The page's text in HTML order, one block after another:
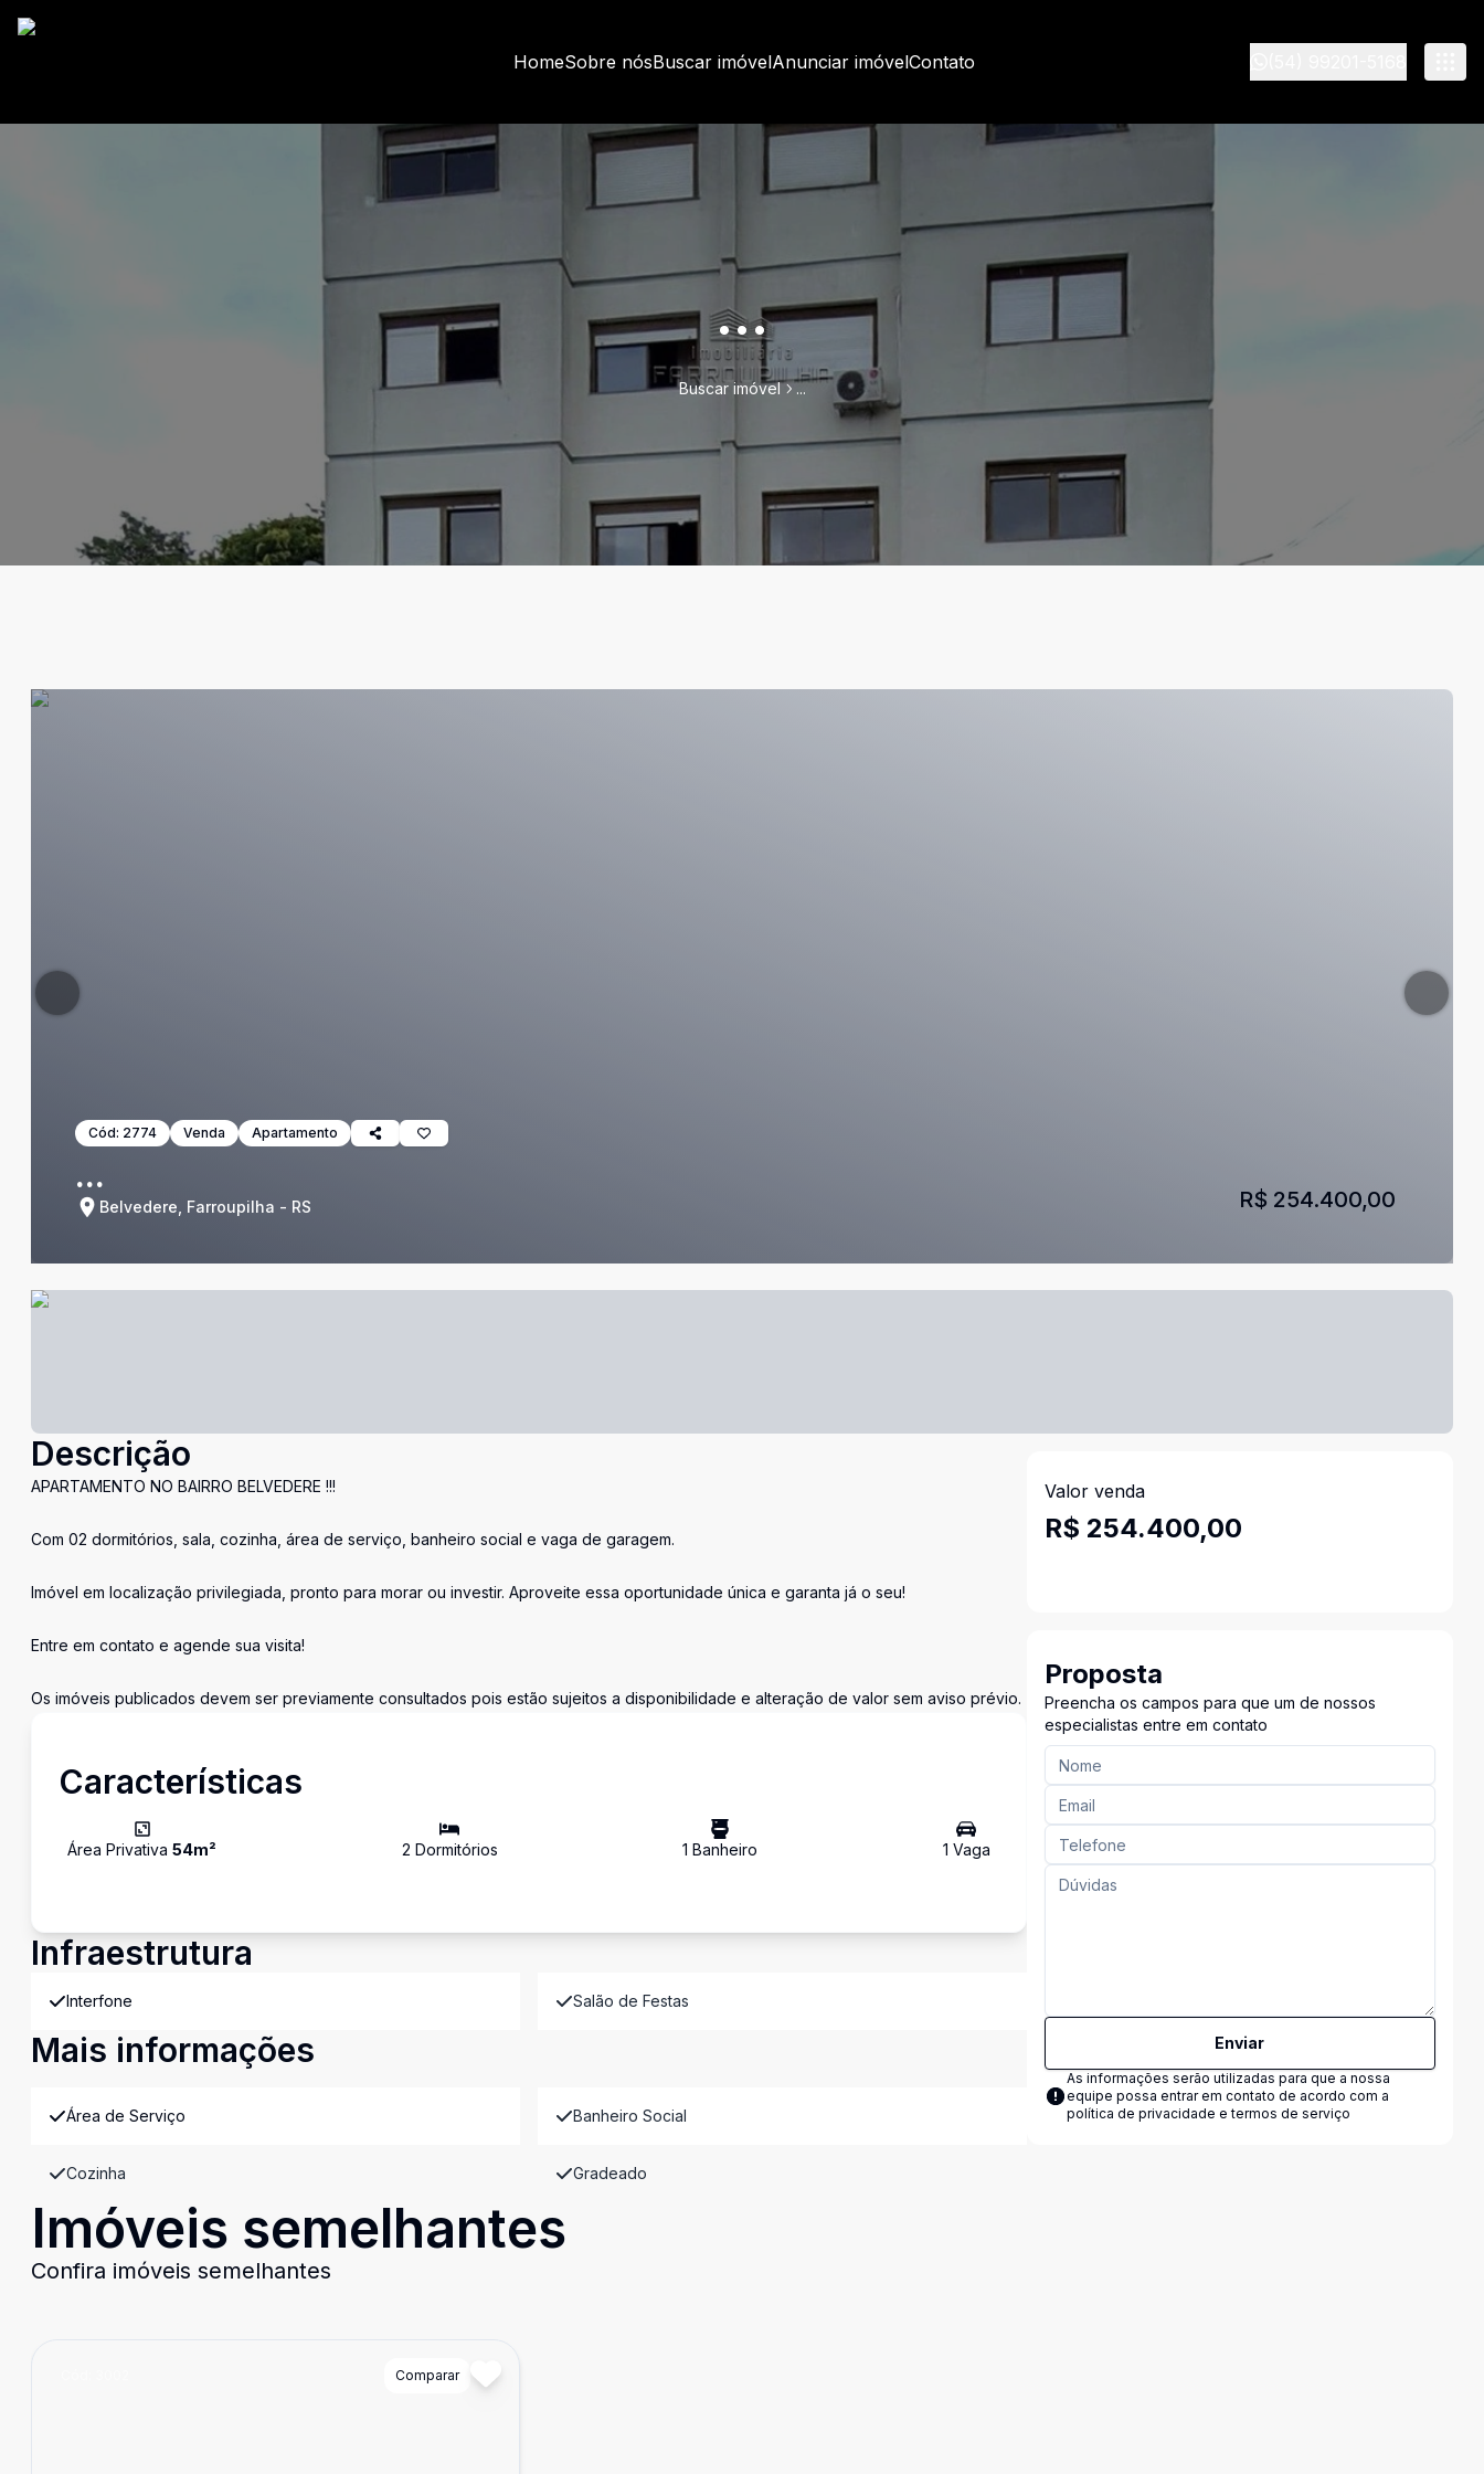
HomeSobre nósBuscar imóvelAnunciar imóvelContato
...
Buscar imóvel ...
Cód: 2774 Venda Apartamento
...
Belvedere, Farroupilha - RS R$ 254.400,00
Descrição
APARTAMENTO NO BAIRRO BELVEDERE !!!
Com 02 dormitórios, sala, cozinha, área de serviço, banheiro social e vaga de garagem.
Imóvel em localização privilegiada, pronto para morar ou investir. Aproveite essa oportunidade única e garanta já o seu!
Entre em contato e agende sua visita!
Os imóveis publicados devem ser previamente consultados pois estão sujeitos a disponibilidade e alteração de valor sem aviso prévio.
Características
Área Privativa 54m² 2 Dormitórios 1 Banheiro 1 Vaga
Infraestrutura
Interfone Salão de Festas
Mais informações
Área de Serviço Banheiro Social
Cozinha Gradeado
Imóveis semelhantes
Confira imóveis semelhantes
Comparar
Valor venda
R$ 254.400,00
Proposta
Preencha os campos para que um de nossos
especialistas entre em contato
Enviar
As informações serão utilizadas para que a nossa
equipe possa entrar em contato de acordo com a
política de privacidade e termos de serviço